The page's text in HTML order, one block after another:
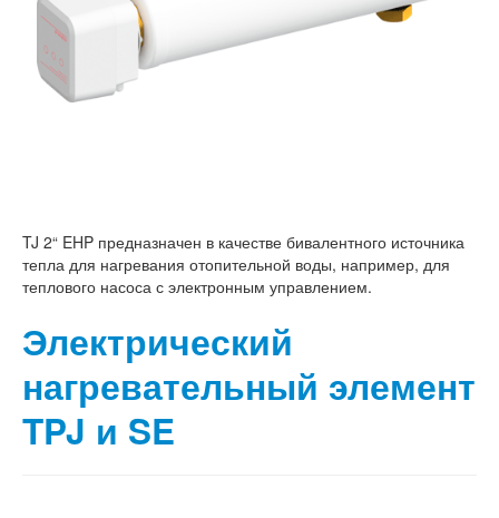
TJ 2“ EHP предназначен в качестве бивалентного источника
тепла для нагревания отопительной воды, например, для
теплового насоса с электронным управлением.
Электрический
нагревательный элемент
TPJ и SE